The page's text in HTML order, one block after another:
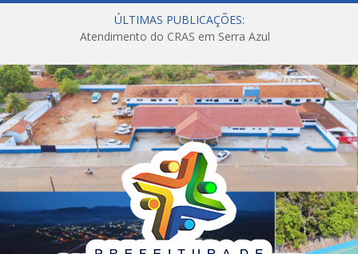
ÚLTIMAS PUBLICAÇÕES:
Atendimento do CRAS em Serra Azul